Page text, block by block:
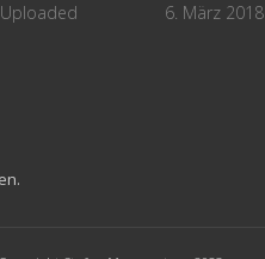
Uploaded 6. März 2018